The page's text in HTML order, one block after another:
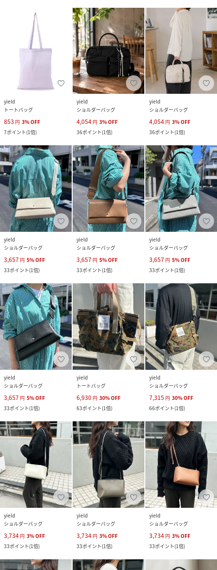
yield
トートバッグ
853 円 3%OFF
7ポイント(1倍)
yield
ショルダーバッグ
4,054 円 3%OFF
36ポイント(1倍)
yield
ショルダーバッグ
4,054 円 3%OFF
36ポイント(1倍)
yield
ショルダーバッグ
3,657 円 5%OFF
33ポイント(1倍)
yield
ショルダーバッグ
3,657 円 5%OFF
33ポイント(1倍)
yield
ショルダーバッグ
3,657 円 5%OFF
33ポイント(1倍)
yield
ショルダーバッグ
3,657 円 5%OFF
33ポイント(1倍)
yield
トートバッグ
6,930 円 30%OFF
63ポイント(1倍)
yield
ショルダーバッグ
7,315 円 30%OFF
66ポイント(1倍)
yield
ショルダーバッグ
3,734 円 3%OFF
33ポイント(1倍)
yield
ショルダーバッグ
3,734 円 3%OFF
33ポイント(1倍)
yield
ショルダーバッグ
3,734 円 3%OFF
33ポイント(1倍)